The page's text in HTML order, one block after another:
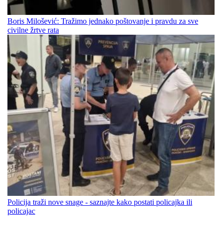
Boris Milošević: Tražimo jednako poštovanje i pravdu za sve
civilne žrtve rata
Policija traži nove snage - saznajte kako postati policajka ili
policajac